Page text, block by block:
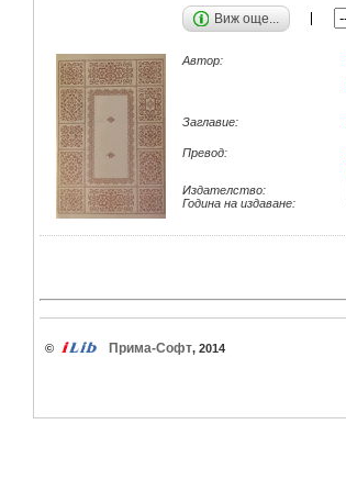
Виж още...
Автор:
Заглавие:
Превод:
Издателство:
Година на издаване:
© Прима-Софт, 2014